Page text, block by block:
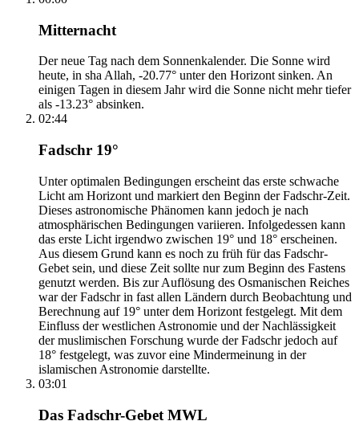
Mitternacht
Der neue Tag nach dem Sonnenkalender. Die Sonne wird
heute, in sha Allah, -20.77° unter den Horizont sinken. An
einigen Tagen in diesem Jahr wird die Sonne nicht mehr tiefer
als -13.23° absinken.
02:44
Fadschr 19°
Unter optimalen Bedingungen erscheint das erste schwache
Licht am Horizont und markiert den Beginn der Fadschr-Zeit.
Dieses astronomische Phänomen kann jedoch je nach
atmosphärischen Bedingungen variieren. Infolgedessen kann
das erste Licht irgendwo zwischen 19° und 18° erscheinen.
Aus diesem Grund kann es noch zu früh für das Fadschr-
Gebet sein, und diese Zeit sollte nur zum Beginn des Fastens
genutzt werden. Bis zur Auflösung des Osmanischen Reiches
war der Fadschr in fast allen Ländern durch Beobachtung und
Berechnung auf 19° unter dem Horizont festgelegt. Mit dem
Einfluss der westlichen Astronomie und der Nachlässigkeit
der muslimischen Forschung wurde der Fadschr jedoch auf
18° festgelegt, was zuvor eine Mindermeinung in der
islamischen Astronomie darstellte.
03:01
Das Fadschr-Gebet MWL